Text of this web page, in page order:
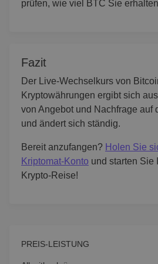
prüfen, wie viel BTC Sie
Fazit
Der Live-Wechselkurs von
Kryptowährungen ergibt sich
von Angebot und Nachfrage auf
und ändert sich ständig.
Bereit anzufangen? Holen Sie
Kriptomat-Konto und starten Sie
Krypto-Reise!
PREIS-LEISTUNG